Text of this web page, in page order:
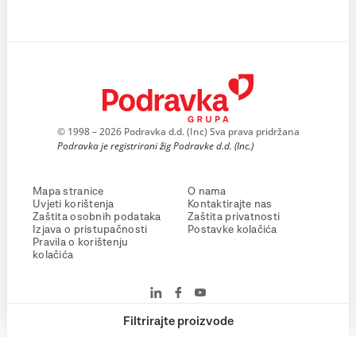
Filtrirajte proizvode
© 1998 – 2026 Podravka d.d. (Inc) Sva prava pridržana
Podravka je registrirani žig Podravke d.d. (Inc.)
Mapa stranice
Uvjeti korištenja
Zaštita osobnih podataka
Izjava o pristupačnosti
Pravila o korištenju
kolačića
O nama
Kontaktirajte nas
Zaštita privatnosti
Postavke kolačića